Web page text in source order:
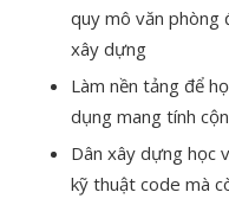
quy mô văn phòng
xây dựng
Làm nền tảng để
dụng mang tính
Dân xây dựng học
kỹ thuật code mà